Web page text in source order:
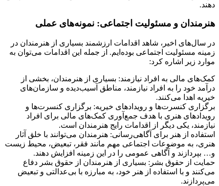
دهند.
هنرمندان و مسئولیت اجتماعی: نمونه‌های عملی
در سال‌های اخیر، شاهد اقدامات ارزشمند بسیاری از هنرمندان در
زمینه مسئولیت اجتماعی بوده‌ایم. از جمله این اقدامات می‌توان به
موارد زیر اشاره کرد:
کمک‌های مالی به افراد نیازمند: بسیاری از هنرمندان، بخشی از
درآمد خود را به افراد نیازمند، مناطق آسیب‌دیده و سازمان‌های
خیریه اهدا می‌کنند.
برگزاری کنسرت‌ها و رویدادهای خیریه: برگزاری کنسرت‌ها و
رویدادهای هنری با هدف جمع‌آوری کمک‌های مالی برای افراد
نیازمند، یکی دیگر از اقدامات رایج هنرمندان است.
استفاده از هنر برای آگاهی‌رسانی: هنرمندان می‌توانند با خلق آثار
هنری، به موضوعات اجتماعی مهم مانند فقر، تبعیض، محیط زیست
و… بپردازند و آگاهی عمومی را در این زمینه افزایش دهند.
حمایت از حقوق بشر: بسیاری از هنرمندان از حقوق بشر دفاع
می‌کنند و با استفاده از هنر خود، به مبارزه با بی‌عدالتی و تبعیض
می‌پردازند.